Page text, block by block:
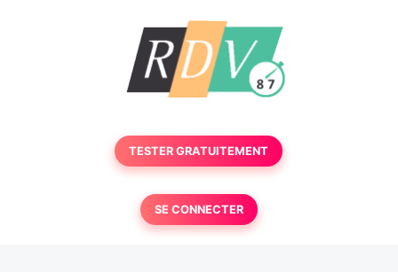
TESTER GRATUITEMENT
SE CONNECTER